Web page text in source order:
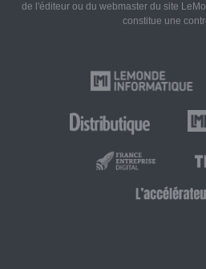
de l'éditeur ou du webmaster du site
constitue une